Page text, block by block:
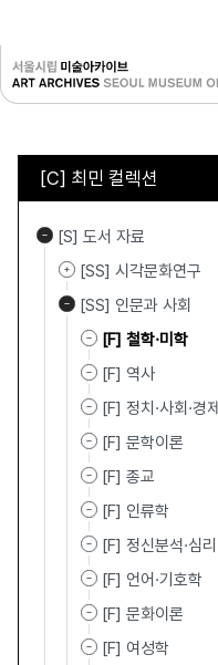
[C] 최민 컬렉션
[S] 도서 자료
[SS] 시각문화연구
[SS] 인문과 사회
[F] 철학·미학
[F] 역사
[F] 정치·사회·경제
[F] 문학이론
[F] 종교
[F] 인류학
[F] 정신분석·심리
[F] 언어·기호학
[F] 문화이론
[F] 여성학